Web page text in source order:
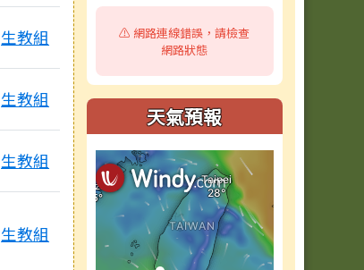
生教組
生教組
生教組
生教組
⚠️ 網路連線錯誤，請檢查
網路狀態
天氣預報